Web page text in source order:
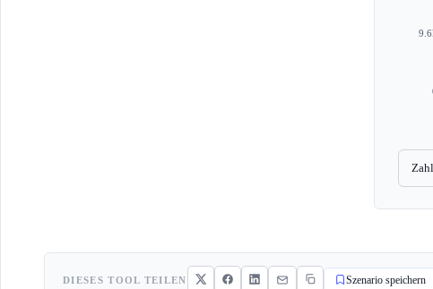
DIESES TOOL TEILEN Szenario speichern